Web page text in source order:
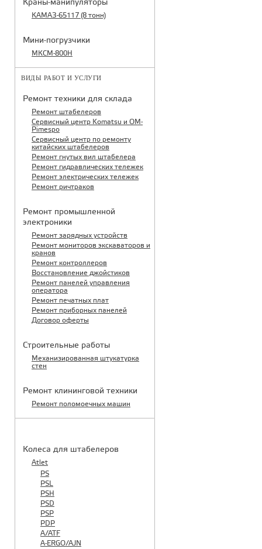
Краны-манипуляторы
КАМАЗ-65117 (8 тонн)
Мини-погрузчики
МКСМ-800H
ВИДЫ РАБОТ И УСЛУГИ
Ремонт техники для склада
Ремонт штабелеров
Сервисный центр Komatsu и OM-
Pimespo
Сервисный центр по ремонту
китайских штабелеров
Ремонт гнутых вил штабелера
Ремонт гидравлических тележек
Ремонт электрических тележек
Ремонт ричтраков
Ремонт промышленной
электроники
Ремонт зарядных устройств
Ремонт мониторов экскаваторов и
кранов
Ремонт контроллеров
Восстановление джойстиков
Ремонт панелей управления
оператора
Ремонт печатных плат
Ремонт приборных панелей
Договор оферты
Строительные работы
Механизированная штукатурка
стен
Ремонт клининговой техники
Ремонт поломоечных машин
Колеса для штабелеров
Atlet
PS
PSL
PSH
PSD
PSP
PDP
A/ATF
A-ERGO/AJN